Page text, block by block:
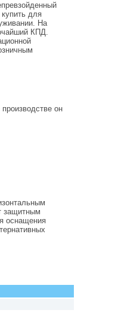
для
На
КПД.
он
защитным
оснащения